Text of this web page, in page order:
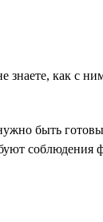
как с
быть